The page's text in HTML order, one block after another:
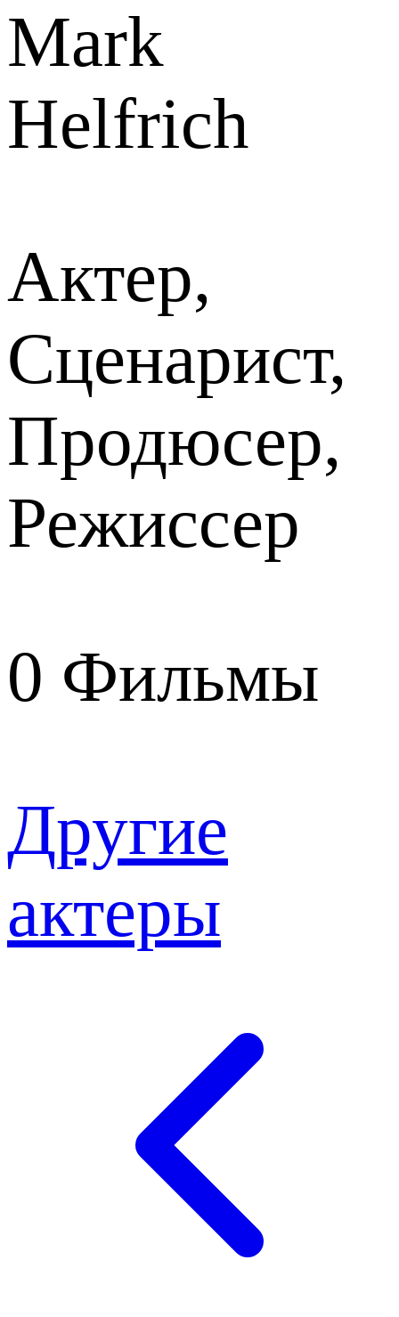
Mark
Helfrich
Актер,
Сценарист,
Продюсер,
Режиссер
0 Фильмы
Другие
актеры